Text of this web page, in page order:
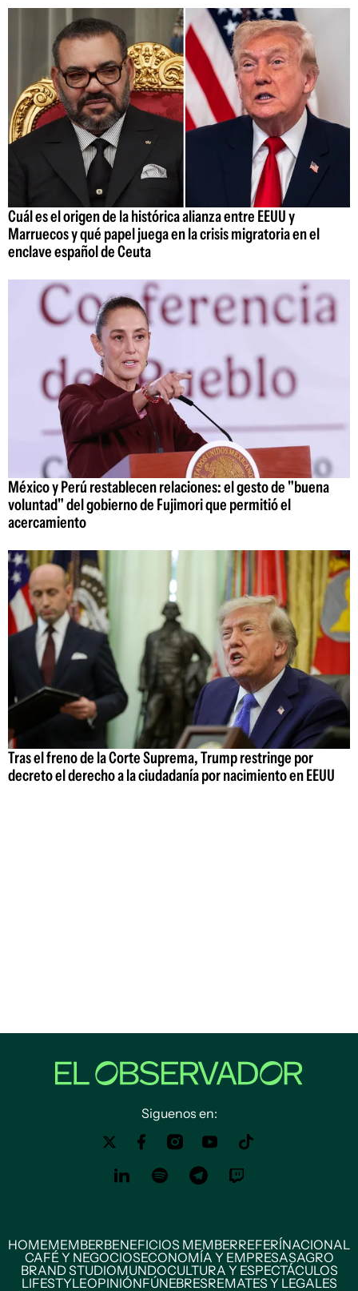
Cuál es el origen de la histórica alianza entre EEUU y
Marruecos y qué papel juega en la crisis migratoria en el
enclave español de Ceuta
México y Perú restablecen relaciones: el gesto de "buena
voluntad" del gobierno de Fujimori que permitió el
acercamiento
Tras el freno de la Corte Suprema, Trump restringe por
decreto el derecho a la ciudadanía por nacimiento en EEUU
Siguenos en:
HOMEMEMBERBENEFICIOS MEMBERREFERÍNACIONAL
CAFÉ Y NEGOCIOSECONOMÍA Y EMPRESASAGRO
BRAND STUDIOMUNDOCULTURA Y ESPECTÁCULOS
LIFESTYLEOPINIÓNFÚNEBRESREMATES Y LEGALES